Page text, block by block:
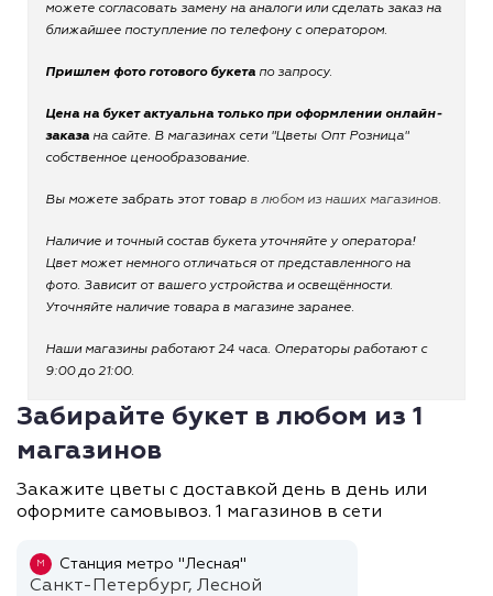
можете согласовать замену на аналоги или сделать заказ на
ближайшее поступление по телефону с оператором.
Пришлем фото готового букета по запросу.
Цена на букет актуальна только при оформлении онлайн-
заказа на сайте. В магазинах сети "Цветы Опт Розница"
собственное ценообразование.
Вы можете забрать этот товар в любом из наших магазинов.
Наличие и точный состав букета уточняйте у оператора!
Цвет может немного отличаться от представленного на
фото. Зависит от вашего устройства и освещённости.
Уточняйте наличие товара в магазине заранее.
Наши магазины работают 24 часа. Операторы работают с
9:00 до 21:00.
Забирайте букет в любом из 1
магазинов
Закажите цветы с доставкой день в день или
оформите самовывоз. 1 магазинов в сети
М Станция метро "Лесная"
Санкт-Петербург, Лесной